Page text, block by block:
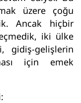
üzere çoğu
Ancak hiçbir
iki ülke
gidiş-gelişlerin
için emek